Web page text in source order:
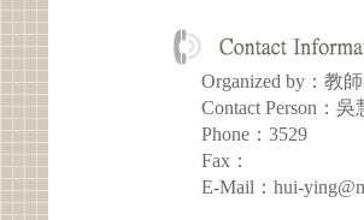
Organized by：教
Contact Person：吳
Phone：3529
Fax：
E-Mail：hui-